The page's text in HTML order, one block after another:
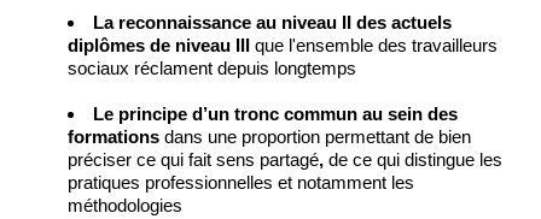
La reconnaissance au niveau II des actuels
diplômes de niveau III que l'ensemble des travailleurs
sociaux réclament depuis longtemps
Le principe d’un tronc commun au sein des
formations dans une proportion permettant de bien
préciser ce qui fait sens partagé, de ce qui distingue les
pratiques professionnelles et notamment les
méthodologies